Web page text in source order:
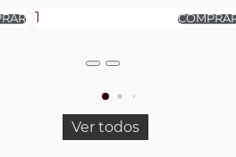
Ver todos